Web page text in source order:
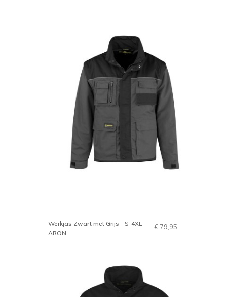
Werkjas Zwart met Grijs - S-4XL -
ARON
€ 79,95